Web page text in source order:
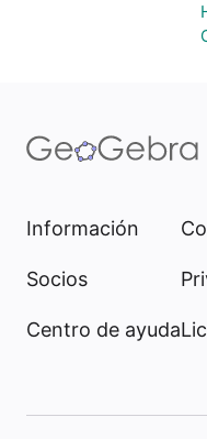
Información
Socios
Centro de ayuda